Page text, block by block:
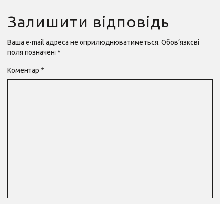
Залишити відповідь
Ваша e-mail адреса не оприлюднюватиметься. Обов’язкові
поля позначені *
Коментар *